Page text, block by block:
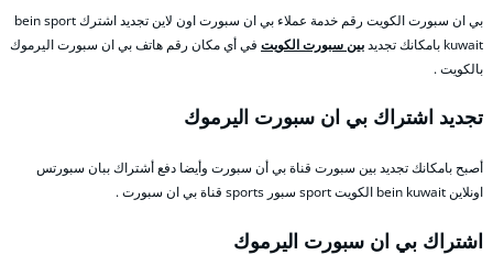
بي ان سبورت الكويت رقم خدمة عملاء بي ان سبورت اون لاين تجديد اشترك bein sport
kuwait بامكانك تجديد
بين سبورت الكويت في أي مكان رقم هاتف بي ان سبورت اليرموك
بالكويت .
تجديد اشتراك بي ان سبورت اليرموك
أصبح بامكانك تجديد بين سبورت قناة بي أن سبورت وأيضا دفع أشتراك ببان سبورتس
اونلاين bein kuwait الكويت sport سبور sports قناة بي ان سبورت .
اشتراك بي ان سبورت اليرموك